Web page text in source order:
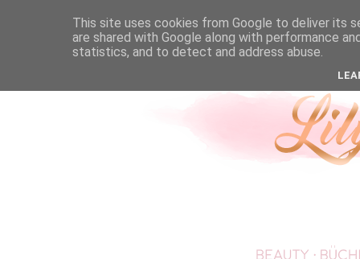
This site uses cookies from Google to deliver its
are shared with Google along with performance
statistics, and to detect and address abuse.